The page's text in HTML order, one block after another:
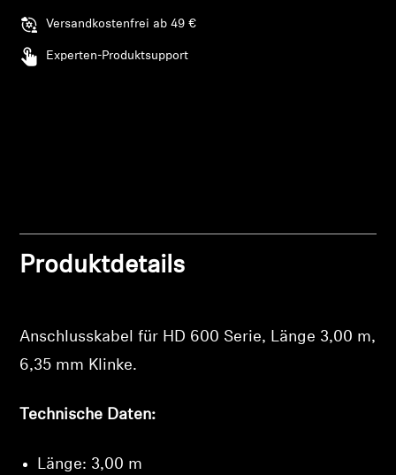
Soundspace
Versandkostenfrei ab 49 €
Experten-Produktsupport
Produktdetails
Anschlusskabel für HD 600 Serie, Länge 3,00 m,
6,35 mm Klinke.
Technische Daten:
Länge: 3,00 m